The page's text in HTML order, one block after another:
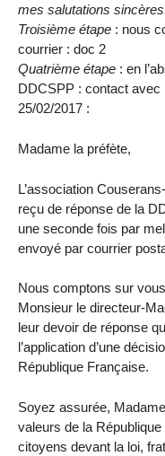
mes salutations
Troisième étape : nous
courrier : doc 2
Quatrième étape : en
DDCSPP : contact avec
25/02/2017 :
Madame la préfète,
L’association
reçu de réponse de la
une seconde fois par
envoyé par courrier
Nous comptons sur
Monsieur le directeur-
leur devoir de réponse
l’application d’une
République Française.
Soyez assurée,
valeurs de la
citoyens devant la loi,